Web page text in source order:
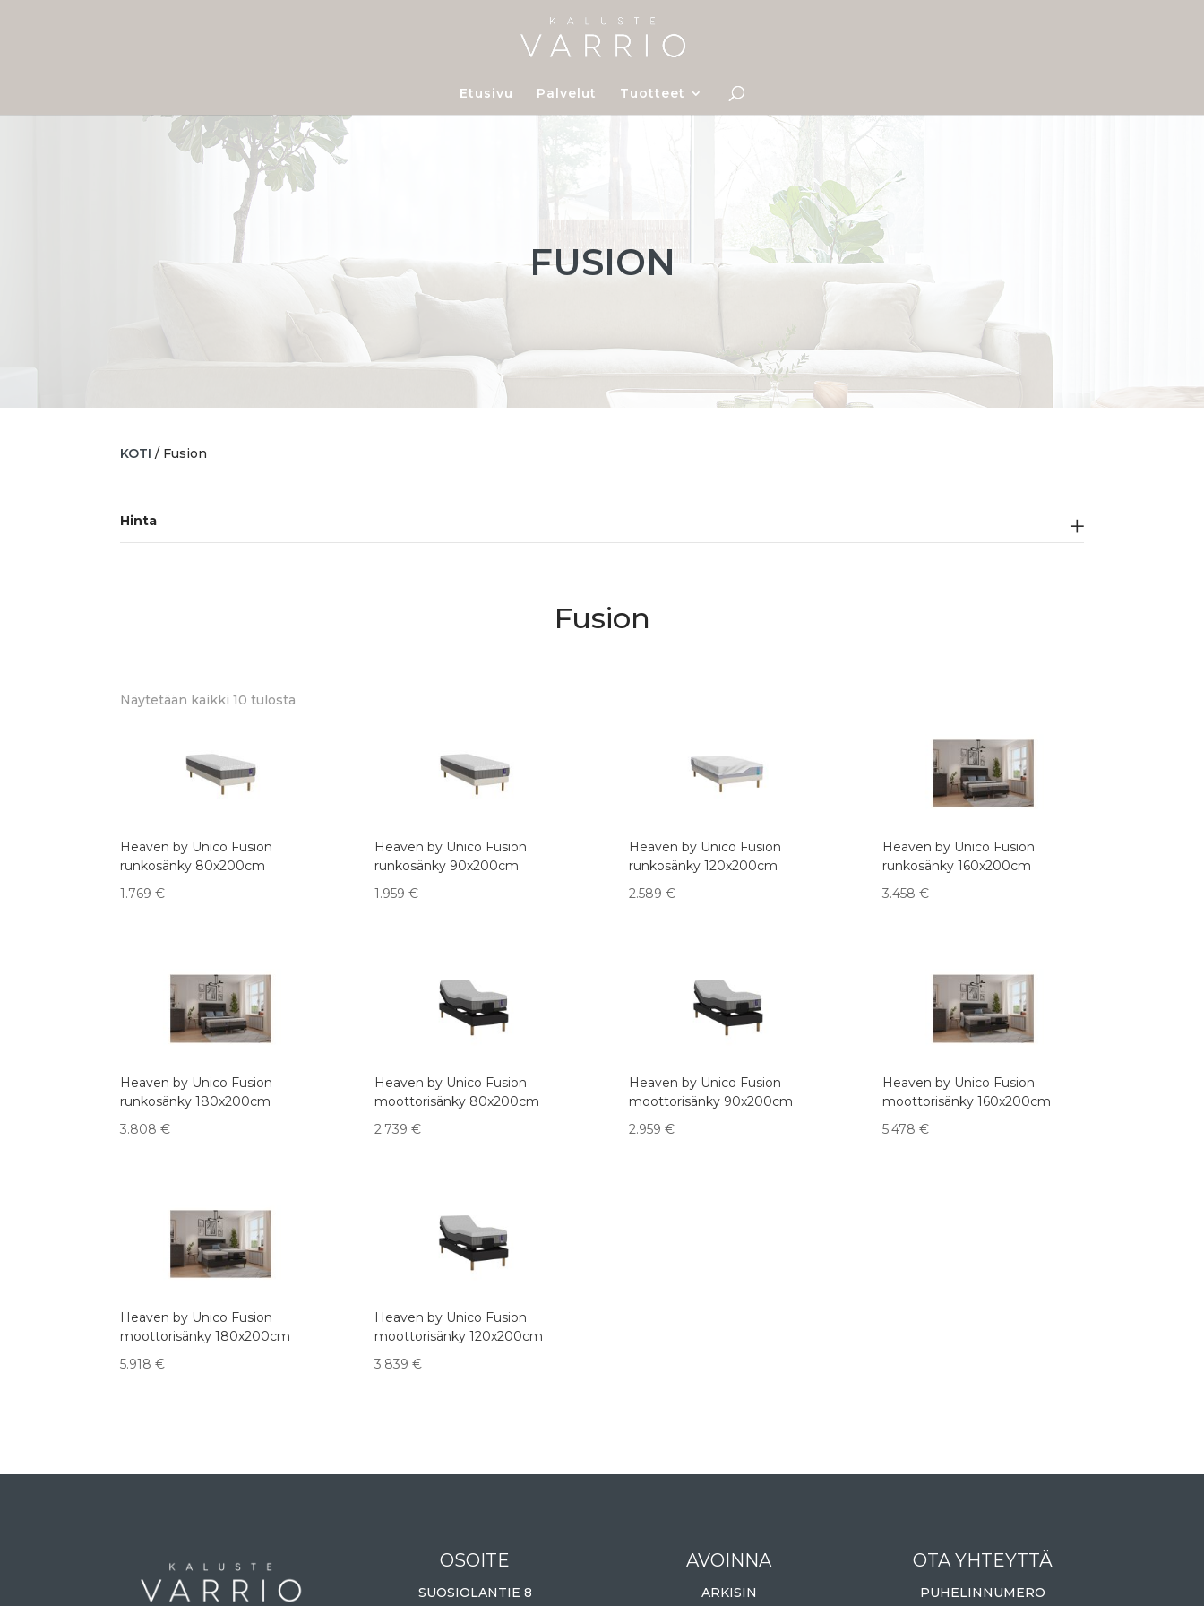
Etusivu Palvelut Tuotteet
FUSION
KOTI / Fusion
Hinta
Fusion
Näytetään kaikki 10 tulosta
Heaven by Unico Fusion
runkosänky 80x200cm
1.769€
Heaven by Unico Fusion
runkosänky 90x200cm
1.959 €
Heaven by Unico Fusion
runkosänky 120x200cm
2.589 €
Heaven by Unico Fusion
runkosänky 160x200cm
3.458€
Heaven by Unico Fusion
runkosänky 180x200cm
3.808€
Heaven by Unico Fusion
moottorisänky 80x200cm
2.739 €
Heaven by Unico Fusion
moottorisänky 90x200cm
2.959 €
Heaven by Unico Fusion
moottorisänky 160x200cm
5.478€
Heaven by Unico Fusion
moottorisänky 180x200cm
5.918€
Heaven by Unico Fusion
moottorisänky 120x200cm
3.839 €
OSOITE
SUOSIOLANTIE 8
AVOINNA
ARKISIN
OTA YHTEYTTÄ
PUHELINNUMERO